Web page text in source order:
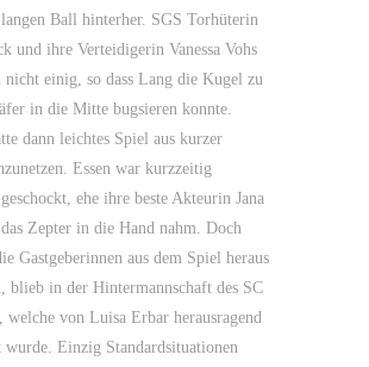
Ball hinterher. SGS Torhüterin
und ihre Verteidigerin Vanessa Vohs
nicht einig, so dass Lang die Kugel zu
in die Mitte bugsieren konnte.
dann leichtes Spiel aus kurzer
Essen war kurzzeitig
ehe ihre beste Akteurin Jana
Zepter in die Hand nahm. Doch
Gastgeberinnen aus dem Spiel heraus
blieb in der Hintermannschaft des SC
welche von Luisa Erbar herausragend
wurde. Einzig Standardsituationen